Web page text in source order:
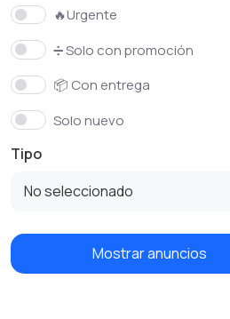
🔥Urgente
➗ Solo con promoción
📦 Con entrega
Solo nuevo
Tipo
No seleccionado
Mostrar anuncios